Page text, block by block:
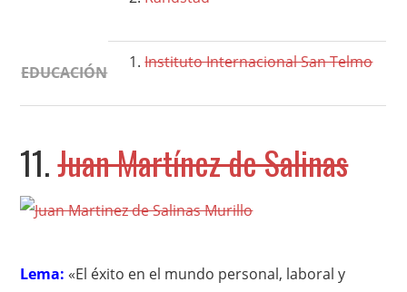
EDUCACIÓN
Instituto Internacional San Telmo
11.Juan Martínez de Salinas
Lema: «El éxito en el mundo personal, laboral y